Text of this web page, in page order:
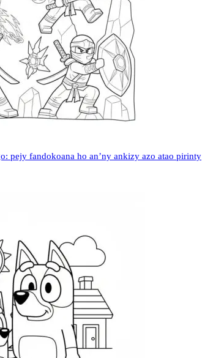
pejy fandokoana ho an’ny ankizy azo atao pirinty